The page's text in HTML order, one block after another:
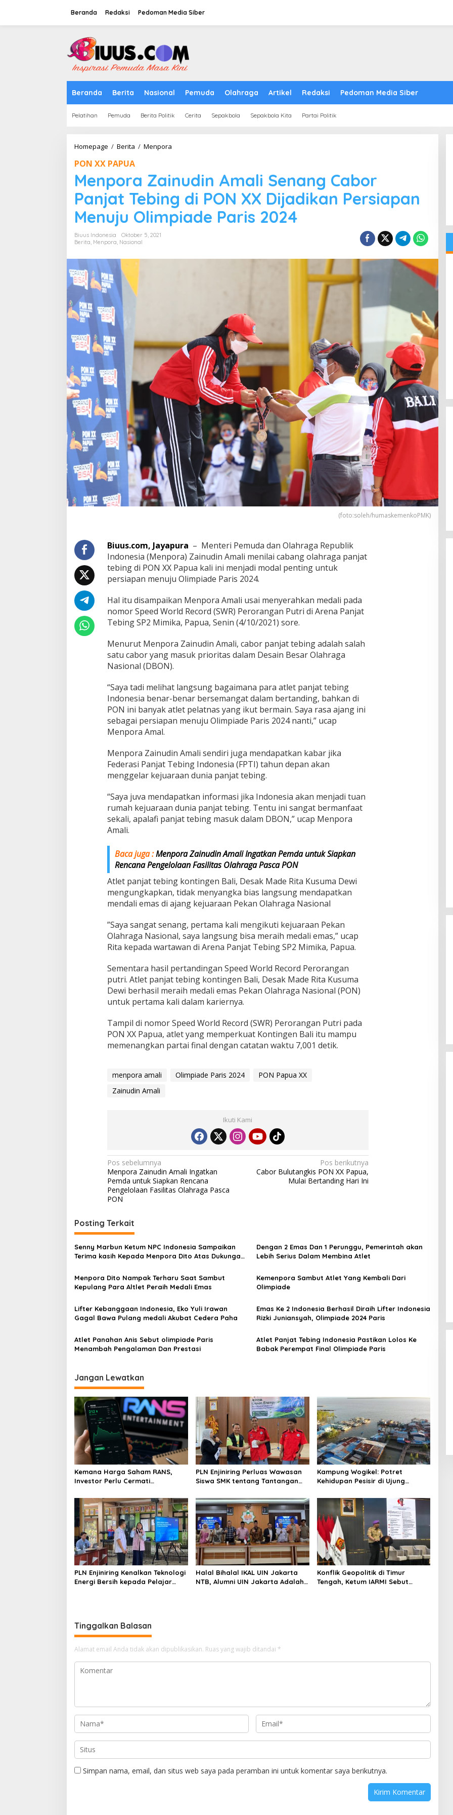
Beranda Redaksi Pedoman Media Siber
Beranda Berita Nasional Pemuda Olahraga Artikel Redaksi Pedoman Media Siber
Pelatihan Pemuda Berita Politik Cerita Sepakbola Sepakbola Kita Partai Politik
Homepage / Berita / Menpora
Cabor
Tebing
di
PON
XX
PON XX PAPUA
Menpora Zainudin Amali Senang Cabor
Panjat Tebing di PON XX Dijadikan Persiapan
Menuju Olimpiade Paris 2024
Biuus Indonesia
Oktober 5, 2021
Berita, Menpora, Nasional
(foto:soleh/humaskemenkoPMK)
Biuus.com, Jayapura – Menteri Pemuda dan Olahraga Republik
Indonesia (Menpora) Zainudin Amali menilai cabang olahraga panjat
tebing di PON XX Papua kali ini menjadi modal penting untuk
persiapan menuju Olimpiade Paris 2024.
Hal itu disampaikan Menpora Amali usai menyerahkan medali pada
nomor Speed World Record (SWR) Perorangan Putri di Arena Panjat
Tebing SP2 Mimika, Papua, Senin (4/10/2021) sore.
Menurut Menpora Zainudin Amali, cabor panjat tebing adalah salah
satu cabor yang masuk prioritas dalam Desain Besar Olahraga
Nasional (DBON).
“Saya tadi melihat langsung bagaimana para atlet panjat tebing
Indonesia benar-benar bersemangat dalam bertanding, bahkan di
PON ini banyak atlet pelatnas yang ikut bermain. Saya rasa ajang ini
sebagai persiapan menuju Olimpiade Paris 2024 nanti,” ucap
Menpora Amal.
Menpora Zainudin Amali sendiri juga mendapatkan kabar jika
Federasi Panjat Tebing Indonesia (FPTI) tahun depan akan
menggelar kejuaraan dunia panjat tebing.
“Saya juva mendapatkan informasi jika Indonesia akan menjadi tuan
rumah kejuaraan dunia panjat tebing. Tentu ini sangat bermanfaat
sekali, apalafi panjat tebing masuk dalam DBON,” ucap Menpora
Amali.
Baca juga :Menpora Zainudin Amali Ingatkan Pemda untuk Siapkan
Rencana Pengelolaan Fasilitas Olahraga Pasca PON
Atlet panjat tebing kontingen Bali, Desak Made Rita Kusuma Dewi
mengungkapkan, tidak menyangka bias langsung mendapatkan
mendali emas di ajang kejuaraan Pekan Olahraga Nasional
”Saya sangat senang, pertama kali mengikuti kejuaraan Pekan
Olahraga Nasional, saya langsung bisa meraih medali emas,” ucap
Rita kepada wartawan di Arena Panjat Tebing SP2 Mimika, Papua.
Sementara hasil pertandingan Speed World Record Perorangan
putri. Atlet panjat tebing kontingen Bali, Desak Made Rita Kusuma
Dewi berhasil meraih medali emas Pekan Olahraga Nasional (PON)
untuk pertama kali dalam kariernya.
Tampil di nomor Speed World Record (SWR) Perorangan Putri pada
PON XX Papua, atlet yang memperkuat Kontingen Bali itu mampu
memenangkan partai final dengan catatan waktu 7,001 detik.
menpora amali Olimpiade Paris 2024
PON Papua XX
Zainudin Amali
Ikuti Kami
Navigasi
pos
Pos sebelumnya
Menpora Zainudin Amali Ingatkan
Pemda untuk Siapkan Rencana
Pengelolaan Fasilitas Olahraga Pasca
PON
Pos berikutnya
Cabor Bulutangkis PON XX Papua,
Mulai Bertanding Hari Ini
Posting Terkait
Senny Marbun Ketum NPC Indonesia Sampaikan
Terima kasih Kepada Menpora Dito Atas Dukungan
Dengan 2 Emas Dan 1 Perunggu, Pemerintah akan
Lebih Serius Dalam Membina Atlet
Menpora Dito Nampak Terharu Saat Sambut
Kepulang Para Altlet Peraih Medali Emas
Kemenpora Sambut Atlet Yang Kembali Dari
Olimpiade
Lifter Kebanggaan Indonesia, Eko Yuli Irawan
Gagal Bawa Pulang medali Akubat Cedera Paha
Emas Ke 2 Indonesia Berhasil Diraih Lifter Indonesia
Rizki Juniansyah, Olimpiade 2024 Paris
Atlet Panahan Anis Sebut olimpiade Paris
Menambah Pengalaman Dan Prestasi
Atlet Panjat Tebing Indonesia Pastikan Lolos Ke
Babak Perempat Final Olimpiade Paris
Jangan Lewatkan
Kemana Harga Saham RANS,
Investor Perlu Cermati
Spekulasi Berlebihan
PLN Enjiniring Perluas Wawasan
Siswa SMK tentang Tantangan
Kampung Wogikel: Potret
Kehidupan Pesisir di Ujung
Tengah Keterbatasan
PLN Enjiniring Kenalkan Teknologi
Energi Bersih kepada Pelajar
Halal Bihalal IKAL UIN Jakarta
NTB, Alumni UIN Jakarta Adalah
Konflik Geopolitik di Timur
Tengah, Ketum IARMI Sebut
Tinggalkan Balasan
Alamat email Anda tidak akan dipublikasikan. Ruas yang wajib ditandai *
Simpan nama, email, dan situs web saya pada peramban ini untuk komentar saya berikutnya.
Enam Pejabat Baru Resmi Dilantik